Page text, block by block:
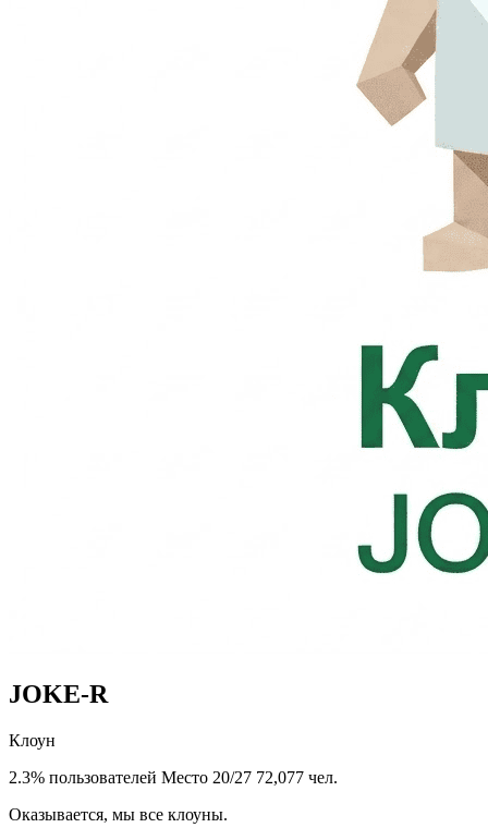
JOKE-R
Клоун
2.3% пользователей Место 20/27 72,077 чел.
Оказывается, мы все клоуны.